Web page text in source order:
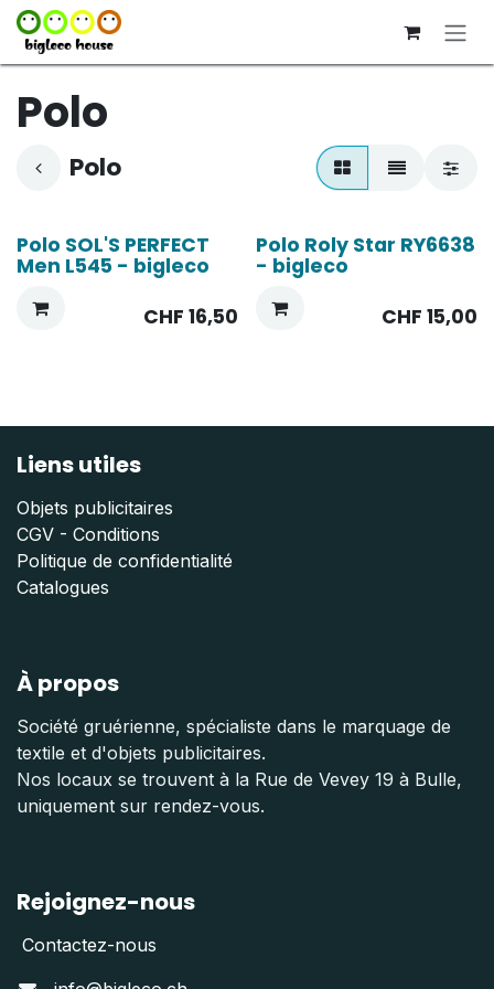
Se rendre au contenu
Polo
Polo
Polo SOL'S PERFECT
Men L545 - bigleco
CHF 16,50
Polo Roly Star RY6638
- bigleco
CHF 15,00
Liens utiles
Objets publicitaires
CGV - Conditions
Politique de confidentialité
Catalogues
À propos
Société gruérienne, spécialiste dans le marquage de
textile et d'objets publicitaires.
Nos locaux se trouvent à la Rue de Vevey 19 à Bulle,
uniquement sur rendez-vous.
Rejoignez-nous
Contactez-nous